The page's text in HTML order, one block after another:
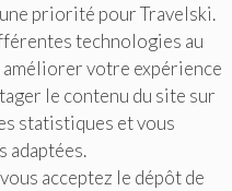
priorité pour Travelski.
technologies au
votre expérience
le contenu du site sur
statistiques et vous
adaptées.
acceptez le dépôt de